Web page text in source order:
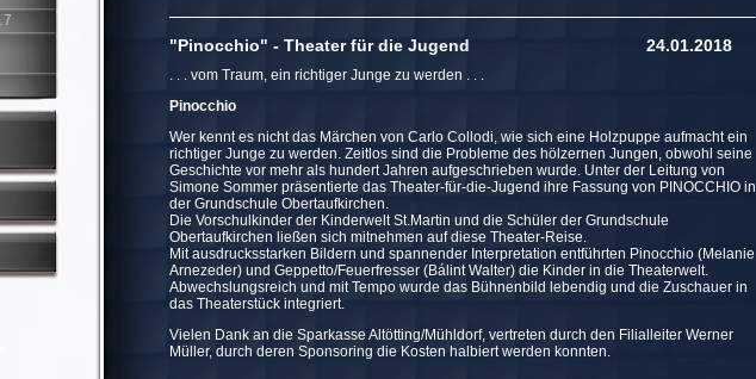
"Pinocchio" - Theater für die Jugend 24.01.2018
. . . vom Traum, ein richtiger Junge zu werden . . .
Pinocchio
Wer kennt es nicht das Märchen von Carlo Collodi, wie sich eine Holzpuppe aufmacht ein
richtiger Junge zu werden. Zeitlos sind die Probleme des hölzernen Jungen, obwohl seine
Geschichte vor mehr als hundert Jahren aufgeschrieben wurde. Unter der Leitung von
Simone Sommer präsentierte das Theater-für-die-Jugend ihre Fassung von PINOCCHIO in
der Grundschule Obertaufkirchen.
Die Vorschulkinder der Kinderwelt St.Martin und die Schüler der Grundschule
Obertaufkirchen ließen sich mitnehmen auf diese Theater-Reise.
Mit ausdrucksstarken Bildern und spannender Interpretation entführten Pinocchio (Melanie
Arnezeder) und Geppetto/Feuerfresser (Bálint Walter) die Kinder in die Theaterwelt.
Abwechslungsreich und mit Tempo wurde das Bühnenbild lebendig und die Zuschauer in
das Theaterstück integriert.
Vielen Dank an die Sparkasse Altötting/Mühldorf, vertreten durch den Filialleiter Werner
Müller, durch deren Sponsoring die Kosten halbiert werden konnten.